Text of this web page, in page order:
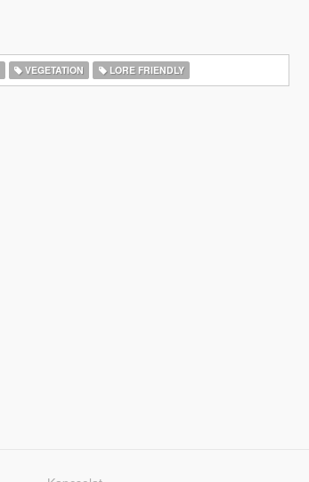
VEGETATION LORE FRIENDLY